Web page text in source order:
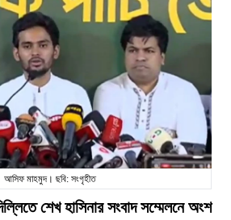
আসিফ মাহমুদ। ছবি: সংগৃহীত
শেখ হাসিনার সংবাদ সম্মেলনে অংশ